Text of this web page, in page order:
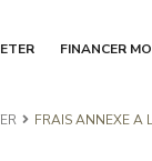
FINANCER
FRAIS ANNEXE A